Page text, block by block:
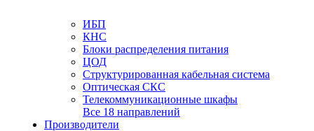
ИБП
КНС
Блоки распределения питания
ЦОД
Структурированная кабельная система
Оптическая СКС
Телекоммуникационные шкафы
Все 18 направлений
Производители